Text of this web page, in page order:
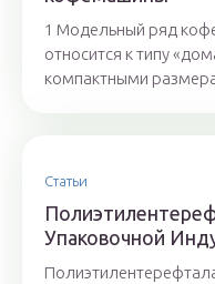
1 Модельный ряд
относится к типу
компактными
Статьи
Упаковочной